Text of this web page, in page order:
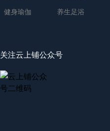
健身瑜伽
养生足浴
关注云上铺公众号